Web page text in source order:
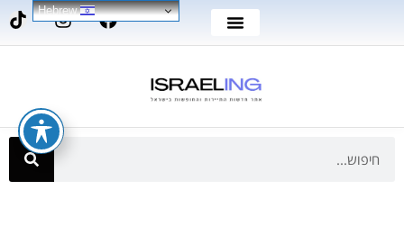
Hebrew